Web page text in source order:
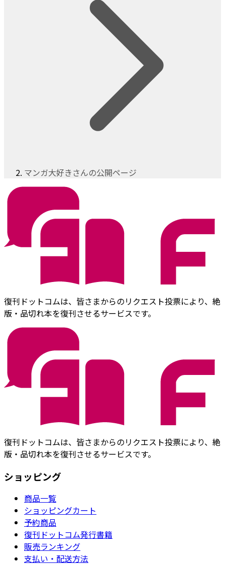
マンガ大好きさんの公開ページ
復刊ドットコムは、皆さまからのリクエスト投票により、絶
版・品切れ本を復刊させるサービスです。
復刊ドットコムは、皆さまからのリクエスト投票により、絶
版・品切れ本を復刊させるサービスです。
ショッピング
商品一覧
ショッピングカート
予約商品
復刊ドットコム発行書籍
販売ランキング
支払い・配送方法